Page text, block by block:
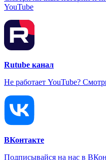
YouTube
Rutube канал
Не работает YouTube?
ВКонтакте
Подписывайся на нас в